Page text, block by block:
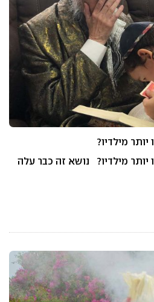
מילדיו?
יותר מילדיו? נושא זה כבר עלה